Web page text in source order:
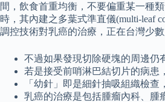
間，飲食首重均衡，不要偏重某一種
時，其內建之多葉式準直儀(multi-leaf
調控技術對乳癌的治療，正在台灣少
不過如果發現切除硬塊的周邊仍
若是接受前哨淋巴結切片的病患
「幼針」即是細針抽吸組織檢
乳癌的治療是包括腫瘤內科、腫